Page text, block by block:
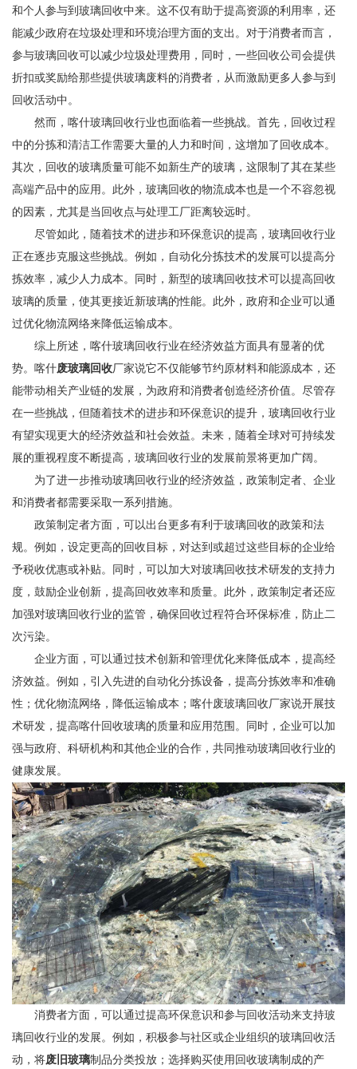
和个人参与到玻璃回收中来。这不仅有助于提高资源的利用率，还
能减少政府在垃圾处理和环境治理方面的支出。对于消费者而言，
参与玻璃回收可以减少垃圾处理费用，同时，一些回收公司会提供
折扣或奖励给那些提供玻璃废料的消费者，从而激励更多人参与到
回收活动中。
然而，喀什玻璃回收行业也面临着一些挑战。首先，回收过程
中的分拣和清洁工作需要大量的人力和时间，这增加了回收成本。
其次，回收的玻璃质量可能不如新生产的玻璃，这限制了其在某些
高端产品中的应用。此外，玻璃回收的物流成本也是一个不容忽视
的因素，尤其是当回收点与处理工厂距离较远时。
尽管如此，随着技术的进步和环保意识的提高，玻璃回收行业
正在逐步克服这些挑战。例如，自动化分拣技术的发展可以提高分
拣效率，减少人力成本。同时，新型的玻璃回收技术可以提高回收
玻璃的质量，使其更接近新玻璃的性能。此外，政府和企业可以通
过优化物流网络来降低运输成本。
综上所述，喀什玻璃回收行业在经济效益方面具有显著的优
势。 喀什废玻璃回收厂家说它不仅能够节约原材料和能源成本，还
能带动相关产业链的发展，为政府和消费者创造经济价值。尽管存
在一些挑战，但随着技术的进步和环保意识的提升，玻璃回收行业
有望实现更大的经济效益和社会效益。未来，随着全球对可持续发
展的重视程度不断提高，玻璃回收行业的发展前景将更加广阔。
为了进一步推动玻璃回收行业的经济效益，政策制定者、企业
和消费者都需要采取一系列措施。
政策制定者方面，可以出台更多有利于玻璃回收的政策和法
规。例如，设定更高的回收目标，对达到或超过这些目标的企业给
予税收优惠或补贴。同时，可以加大对玻璃回收技术研发的支持力
度，鼓励企业创新，提高回收效率和质量。此外，政策制定者还应
加强对玻璃回收行业的监管，确保回收过程符合环保标准，防止二
次污染。
企业方面，可以通过技术创新和管理优化来降低成本，提高经
济效益。例如，引入先进的自动化分拣设备，提高分拣效率和准确
性；优化物流网络，降低运输成本； 喀什废玻璃回收厂家说开展技
术研发，提高喀什回收玻璃的质量和应用范围。同时，企业可以加
强与政府、科研机构和其他企业的合作，共同推动玻璃回收行业的
健康发展。
消费者方面，可以通过提高环保意识和参与回收活动来支持玻
璃回收行业的发展。例如，积极参与社区或企业组织的玻璃回收活
动，将废旧玻璃制品分类投放；选择购买使用回收玻璃制成的产